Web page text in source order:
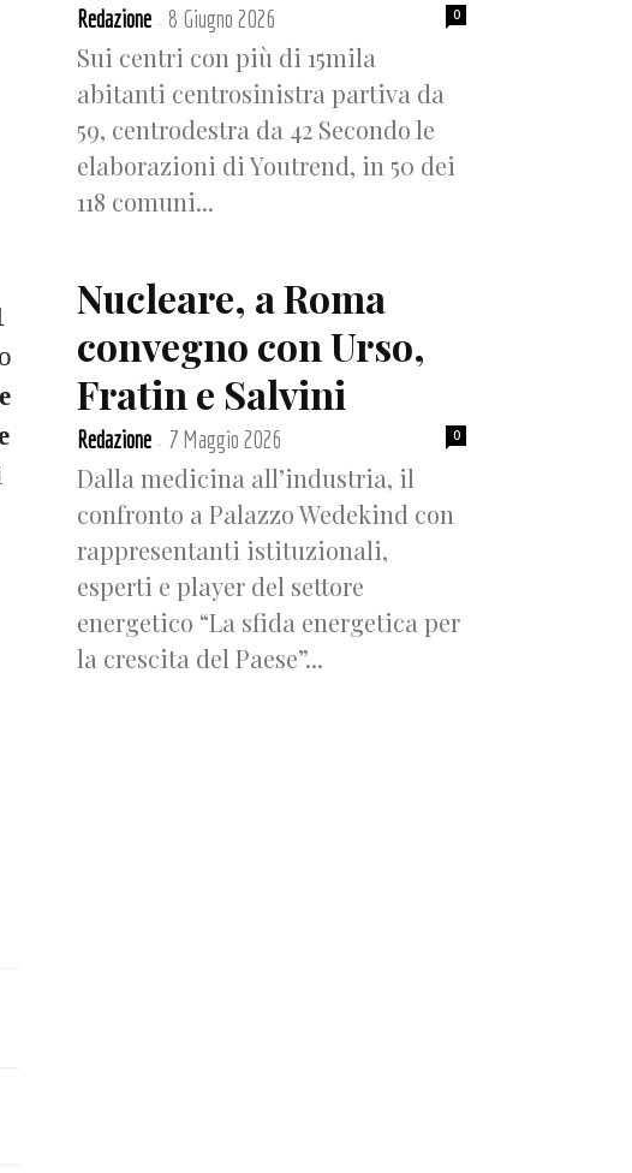
Redazione - 8 Giugno 2026 0
Sui centri con più di 15mila
abitanti centrosinistra partiva da
59, centrodestra da 42 Secondo le
elaborazioni di Youtrend, in 50 dei
118 comuni...
Nucleare, a Roma
convegno con Urso,
Fratin e Salvini
Redazione - 7 Maggio 2026 0
Dalla medicina all’industria, il
confronto a Palazzo Wedekind con
rappresentanti istituzionali,
esperti e player del settore
energetico “La sfida energetica per
la crescita del Paese”...